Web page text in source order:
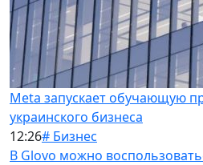
Meta запускает обучающую
украинского бизнеса
12:26# Бизнес
В Glovo можно